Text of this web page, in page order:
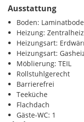
sowie Notariats-/
Wir weisen darauf hin,
dem zu vermittelnden
wirtschaftliches
Nahversorgung
Supermarkt <175m
Bäckerei <175m
Einkaufszentrum
Verkehr
Bahnhof <325m
Autobahnanschluss
Sonstige
Bank <100m
Ausstattung
Boden:
Heizung:
Heizungsart:
Heizungsart:
Möblierung: TEIL
Rollstuhlgerecht
Barrierefrei
Teeküche
Flachdach
Gäste-WC: 1